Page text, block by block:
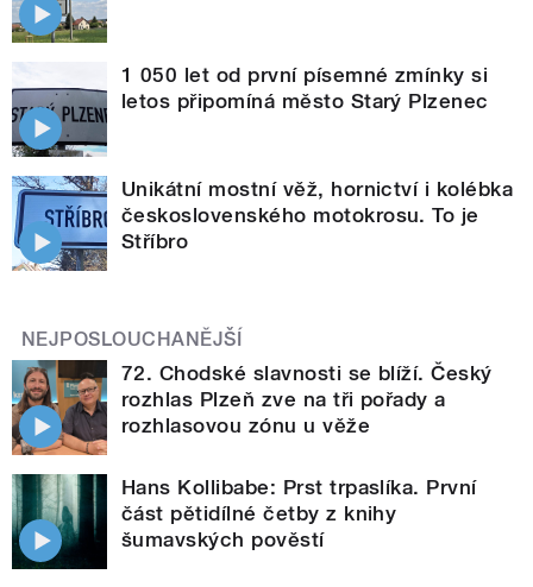
1 050 let od první písemné zmínky si
letos připomíná město Starý Plzenec
Unikátní mostní věž, hornictví i kolébka
československého motokrosu. To je
Stříbro
NEJPOSLOUCHANĚJŠÍ
72. Chodské slavnosti se blíží. Český
rozhlas Plzeň zve na tři pořady a
rozhlasovou zónu u věže
Hans Kollibabe: Prst trpaslíka. První
část pětidílné četby z knihy
šumavských pověstí